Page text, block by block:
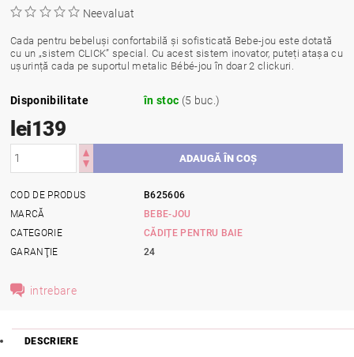
Neevaluat
Cada pentru bebeluși confortabilă și sofisticată Bebe-jou este dotată
cu un „sistem CLICK” special. Cu acest sistem inovator, puteți atașa cu
ușurință cada pe suportul metalic Bébé-jou în doar 2 clickuri.
Disponibilitate în stoc (5 buc.)
lei139
COD DE PRODUS
B625606
MARCĂ
BEBE-JOU
CATEGORIE
CĂDIȚE PENTRU BAIE
GARANŢIE
24
intrebare
DESCRIERE